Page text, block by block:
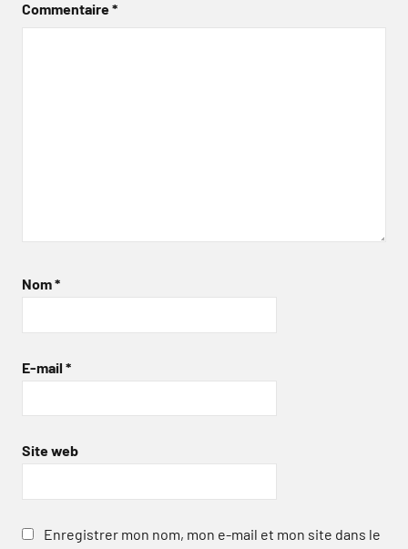
Commentaire*
Nom*
E-mail *
Site web
Enregistrer mon nom, mon e-mail et mon site dans le